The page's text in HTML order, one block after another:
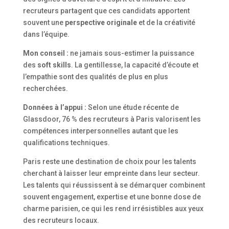
recruteurs partagent que ces candidats apportent
souvent une perspective originaleet de la créativité
dans l’équipe.
Mon conseil : ne jamais sous-estimer la puissance
des soft skills. La gentillesse, la capacité d’écoute et
l’empathie sont des qualités de plus en plus
recherchées.
Données à l’appui : Selon une étude récente de
Glassdoor, 76 % des recruteurs à Paris valorisent les
compétences interpersonnelles autant que les
qualifications techniques.
Paris reste une destination de choix pour les talents
cherchant à laisser leur empreinte dans leur secteur.
Les talents qui réussissent à se démarquer combinent
souvent engagement, expertise et une bonne dose de
charme parisien, ce qui les rend irrésistibles aux yeux
des recruteurs locaux.